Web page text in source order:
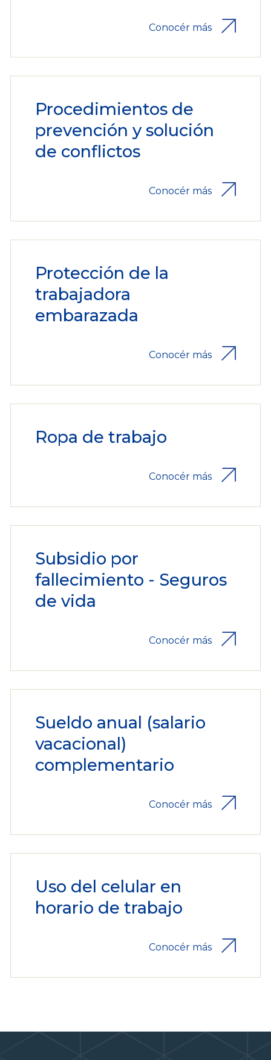
Conocér más
Procedimientos de
prevención y solución
de conflictos
Conocér más
Protección de la
trabajadora
embarazada
Conocér más
Ropa de trabajo
Conocér más
Subsidio por
fallecimiento - Seguros
de vida
Conocér más
Sueldo anual (salario
vacacional)
complementario
Conocér más
Uso del celular en
horario de trabajo
Conocér más